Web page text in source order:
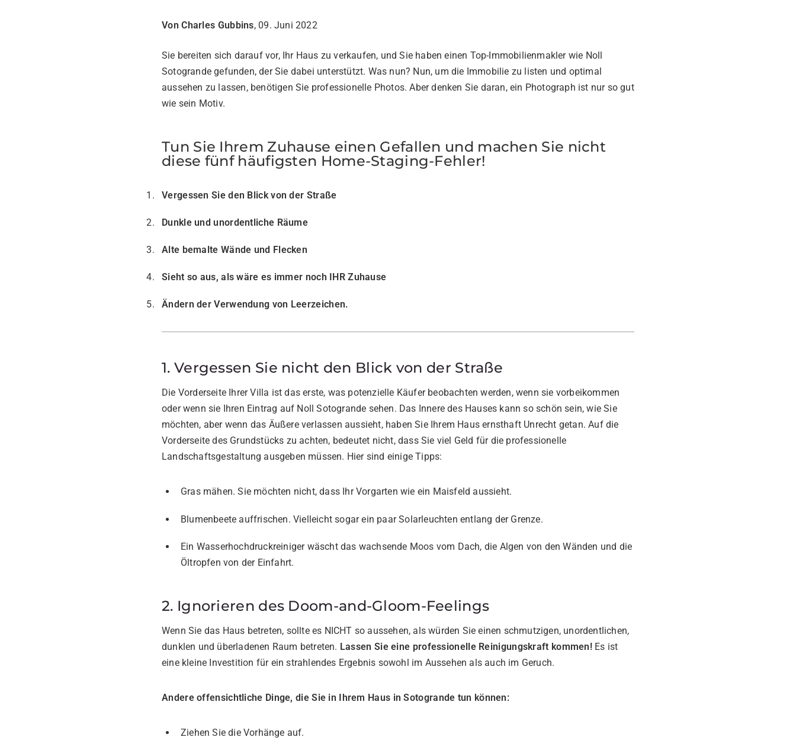
Von Charles Gubbins, 09. Juni 2022
Sie bereiten sich darauf vor, Ihr Haus zu verkaufen, und Sie haben einen Top-Immobilienmakler wie Noll
Sotogrande gefunden, der Sie dabei unterstützt. Was nun? Nun, um die Immobilie zu listen und optimal
aussehen zu lassen, benötigen Sie professionelle Photos. Aber denken Sie daran, ein Photograph ist nur so gut
wie sein Motiv.
Tun Sie Ihrem Zuhause einen Gefallen und machen Sie nicht
diese fünf häufigsten Home-Staging-Fehler!
Vergessen Sie den Blick von der Straße
Dunkle und unordentliche Räume
Alte bemalte Wände und Flecken
Sieht so aus, als wäre es immer noch IHR Zuhause
Ändern der Verwendung von Leerzeichen.
1. Vergessen Sie nicht den Blick von der Straße
Die Vorderseite Ihrer Villa ist das erste, was potenzielle Käufer beobachten werden, wenn sie vorbeikommen
oder wenn sie Ihren Eintrag auf Noll Sotogrande sehen. Das Innere des Hauses kann so schön sein, wie Sie
möchten, aber wenn das Äußere verlassen aussieht, haben Sie Ihrem Haus ernsthaft Unrecht getan. Auf die
Vorderseite des Grundstücks zu achten, bedeutet nicht, dass Sie viel Geld für die professionelle
Landschaftsgestaltung ausgeben müssen. Hier sind einige Tipps:
Gras mähen. Sie möchten nicht, dass Ihr Vorgarten wie ein Maisfeld aussieht.
Blumenbeete auffrischen. Vielleicht sogar ein paar Solarleuchten entlang der Grenze.
Ein Wasserhochdruckreiniger wäscht das wachsende Moos vom Dach, die Algen von den Wänden und die
Öltropfen von der Einfahrt.
2. Ignorieren des Doom-and-Gloom-Feelings
Wenn Sie das Haus betreten, sollte es NICHT so aussehen, als würden Sie einen schmutzigen, unordentlichen,
dunklen und überladenen Raum betreten. Lassen Sie eine professionelle Reinigungskraft kommen! Es ist
eine kleine Investition für ein strahlendes Ergebnis sowohl im Aussehen als auch im Geruch.
Andere offensichtliche Dinge, die Sie in Ihrem Haus in Sotogrande tun können:
Ziehen Sie die Vorhänge auf.